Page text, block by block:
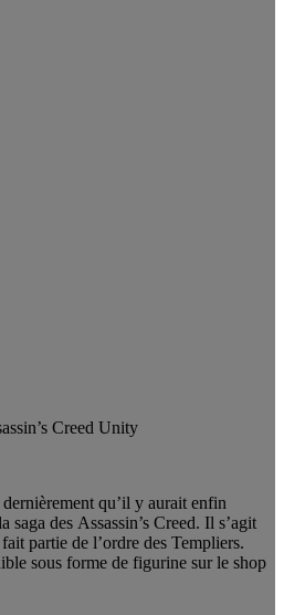
Creed Unity
qu’il y aurait enfin
saga des Assassin’s Creed. Il s’agit
partie de l’ordre des Templiers.
sous forme de figurine sur le shop